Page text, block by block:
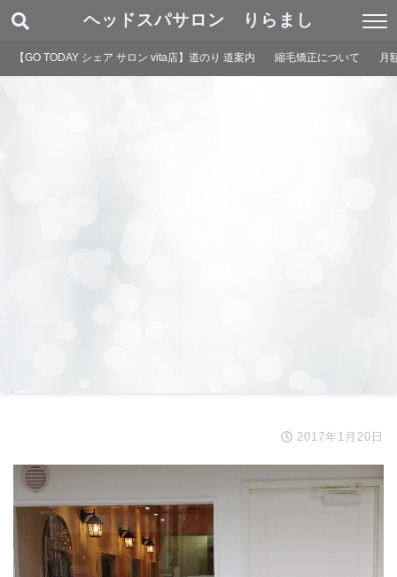
ヘッドスパサロン りらまし
【GO TODAY シェア サロン vita店】道のり 道案内 縮毛矯正について 月
2017年1月20日